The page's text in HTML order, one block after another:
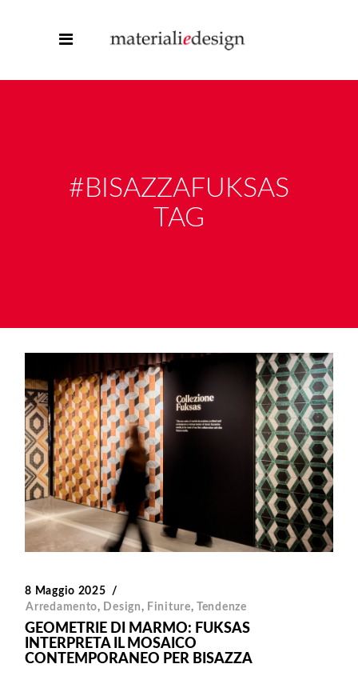
#BISAZZAFUKSAS
TAG
8 Maggio 2025
Arredamento, Design, Finiture,Tendenze
GEOMETRIE DI MARMO: FUKSAS
INTERPRETA IL MOSAICO
CONTEMPORANEO PER BISAZZA